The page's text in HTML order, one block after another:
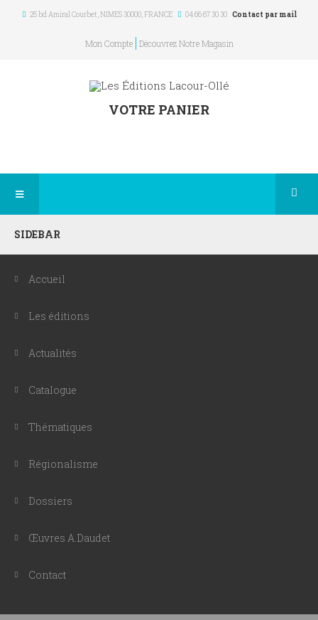
25 bd Amiral Courbet, NIMES 30000,FRANCE 04 66 67 30 30 Contact par mail
Mon Compte Découvrez Notre Magasin
VOTRE PANIER
SIDEBAR
×
Accueil
Les éditions
Actualités
Catalogue
Thématiques
Régionalisme
Dossiers
Œuvres A.Daudet
Contact